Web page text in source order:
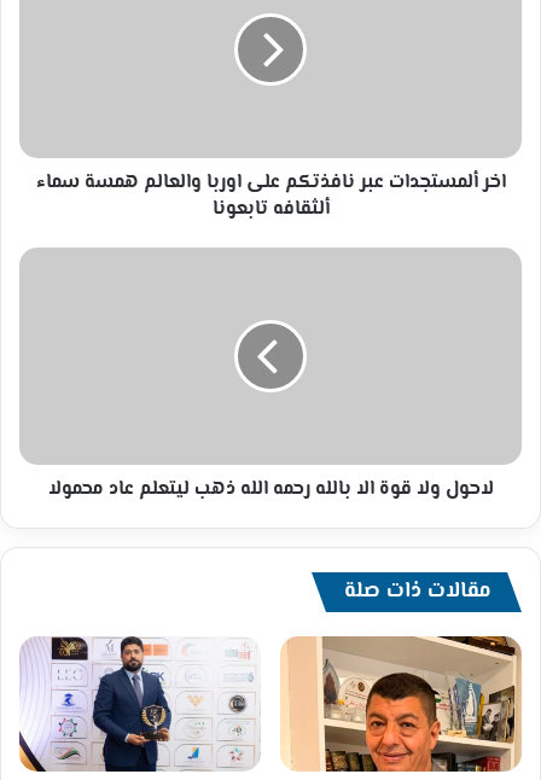
سماء
ألثقافه
اخر ألمستجدات عبر نافذتكم على اوربا والعالم همسة سماء
ألثقافه تابعونا
لاحول
ليتعلم
لاحول ولا قوة الا بالله رحمه الله ذهب ليتعلم عاد محمولا
مقالات ذات صلة